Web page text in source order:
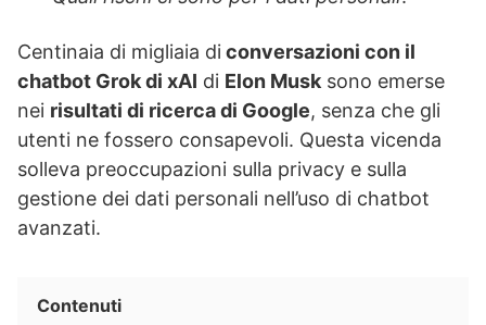
Centinaia di migliaia di conversazioni con il
chatbot Grok di xAI di Elon Musk sono emerse
nei risultati di ricerca di Google, senza che gli
utenti ne fossero consapevoli. Questa vicenda
solleva preoccupazioni sulla privacy e sulla
gestione dei dati personali nell’uso di chatbot
avanzati.
Contenuti